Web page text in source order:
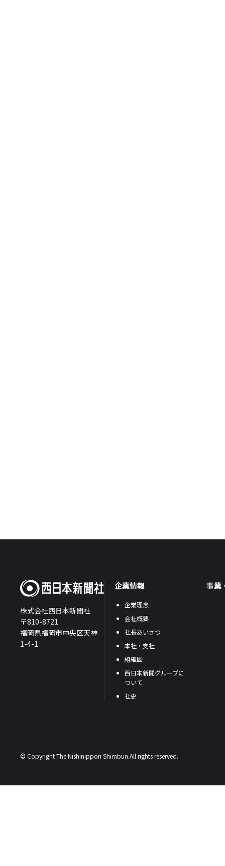
株式会社西日本新聞社
〒810-8721
福岡県福岡市中央区天神
1-4-1
企業情報
企業理念
会社概要
社長あいさつ
本社・支社
組織図
西日本新聞グループに
ついて
社史
事業
© Copyright The Nishinippon Shimbun.All rights reserved.